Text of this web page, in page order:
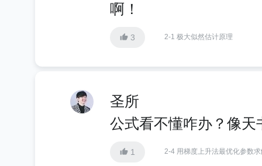
啊！
3 2-1 极大似然估计原理
圣所
公式看不懂咋办？像天
1 2-4 用梯度上升法最优化参数